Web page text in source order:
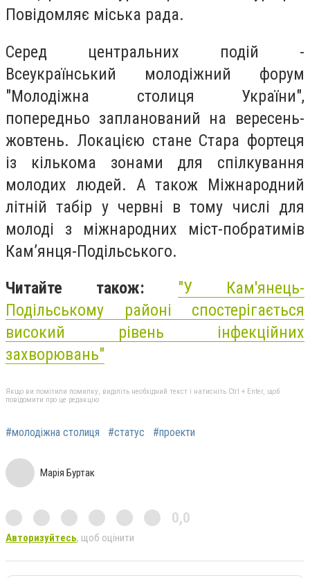
Повідомляє міська рада.
Серед центральних подій -
Всеукраїнський молодіжний форум
"Молодіжна столиця України",
попередньо запланований на вересень-
жовтень. Локацією стане Стара фортеця
із кількома зонами для спілкування
молодих людей. А також Міжнародний
літній табір у червні в тому числі для
молоді з міжнародних міст-побратимів
Кам’янця-Подільського.
Читайте також: "У Кам'янець-
Подільському районі спостерігається
високий рівень інфекційних
захворювань"
Якщо ви помітили помилку, виділіть необхідний текст і натисніть Ctrl + Enter, щоб
повідомити про це редакцію
#молодіжна столиця #статус #проекти
Марія Буртак
0,0
Авторизуйтесь, щоб оцінити